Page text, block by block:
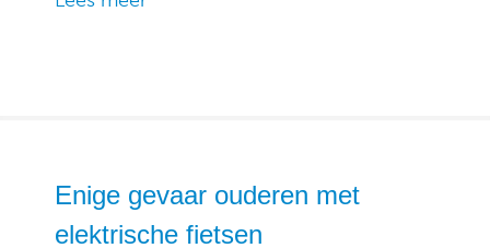
Enige gevaar ouderen met
elektrische fietsen